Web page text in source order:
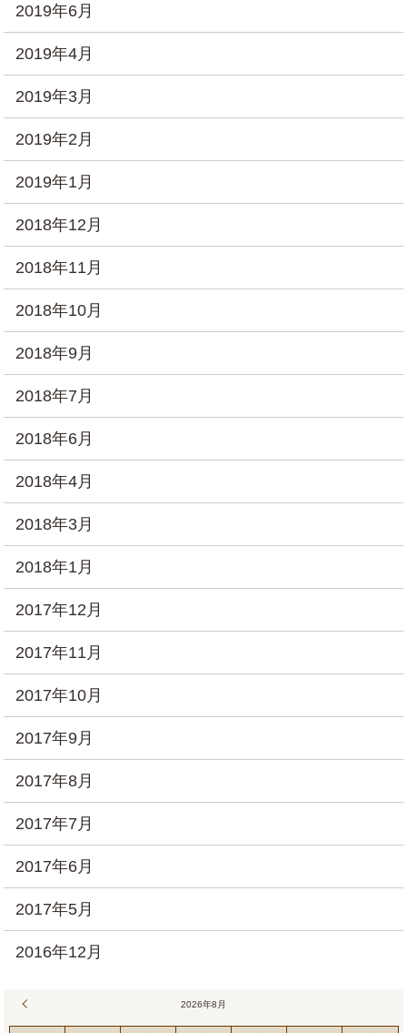
2019年6月
2019年4月
2019年3月
2019年2月
2019年1月
2018年12月
2018年11月
2018年10月
2018年9月
2018年7月
2018年6月
2018年4月
2018年3月
2018年1月
2017年12月
2017年11月
2017年10月
2017年9月
2017年8月
2017年7月
2017年6月
2017年5月
2016年12月
2026年8月